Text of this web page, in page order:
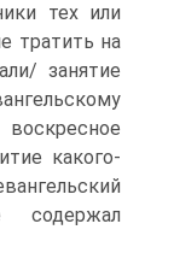
тех или
тратить на
занятие
какого-